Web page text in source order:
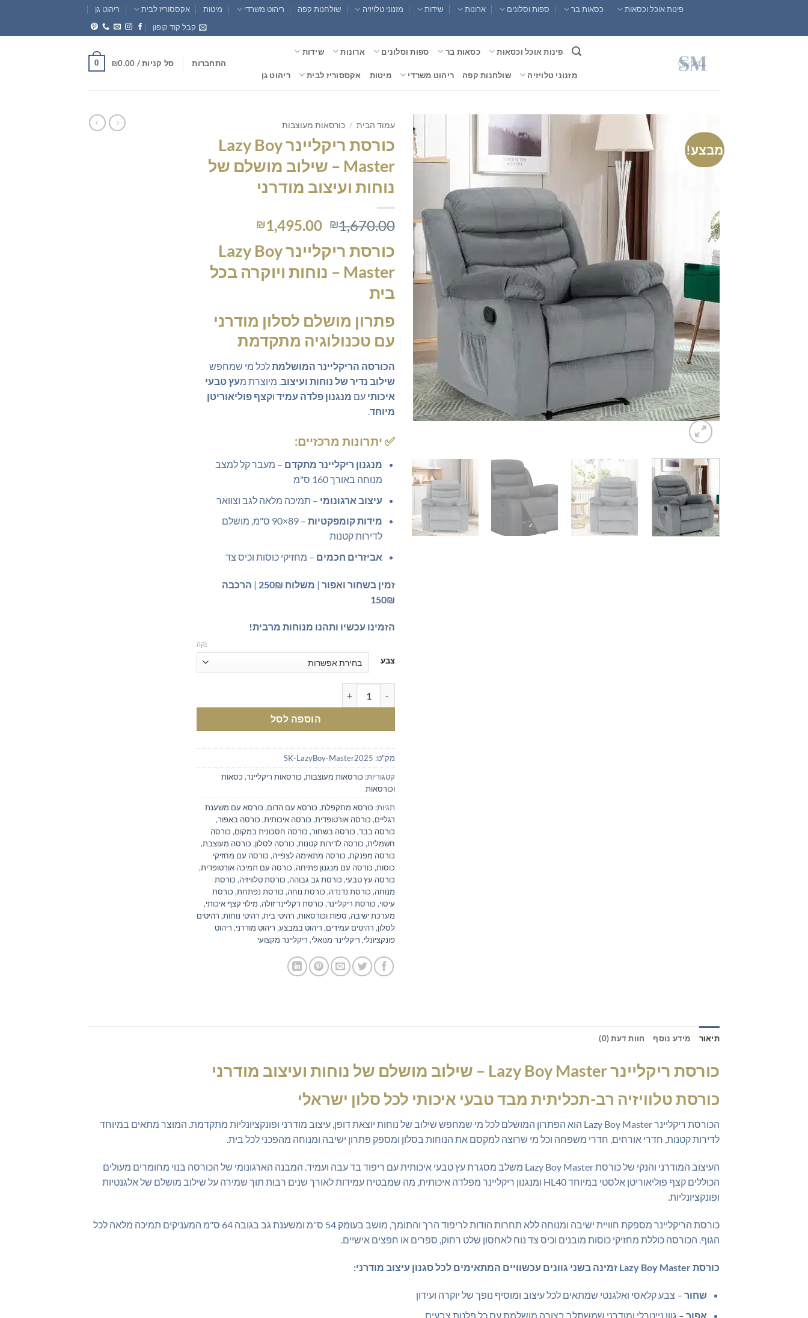
content
פינות אוכל וכסאות כסאות בר ספות וסלונים ארונות שידות מזנוני טלויזיה שולחנות קפה ריהוט משרדי מיטות אקססוריז לבית
ריהוט גן
קבל קוד קופון
פינות אוכל וכסאות כסאות בר ספות וסלונים ארונות שידות
מזנוני טלויזיה שולחנות קפה ריהוט משרדי מיטות אקססוריז לבית ריהוט גן
התחברות סל קניות / ₪0.00
0
מבצע!
עמוד הבית / כורסאות מעוצבות
כורסת ריקליינר Lazy Boy
Master – שילוב מושלם של
נוחות ועיצוב מודרני
₪1,670.00
המחיר
היה:
₪1,670.00.
₪1,495.00
הוא:
₪1,495.00.
כורסת ריקליינר Lazy Boy
Master – נוחות ויוקרה בכל
בית
פתרון מושלם לסלון מודרני
עם טכנולוגיה מתקדמת
הכורסה הריקליינר המושלמתלכל מי שמחפש
שילוב נדיר של נוחות ועיצוב. מיוצרת מעץ טבעי
איכותי עם מנגנון פלדה עמיד וקצף פוליאוריטן
מיוחד.
✅ יתרונות מרכזיים:
מנגנון ריקליינר מתקדם – מעבר קל למצב
מנוחה באורך 160 ס"מ
עיצוב ארגונומי – תמיכה מלאה לגב וצוואר
מידות קומפקטיות
– 89×90 ס"מ, מושלם
לדירות קטנות
אביזרים חכמים – מחזיקי כוסות וכיס צד
זמין בשחור ואפור | משלוח 250₪ | הרכבה
150₪
הזמינו עכשיו ותהנו מנוחות מרבית!
צבע
נקה
הוספה לסל
מק"ט: SK-LazyBoy-Master2025
קטגוריות: כורסאות מעוצבות, כורסאות ריקליינר, כסאות
וכורסאות
תגיות: כורסא מתקפלת, כורסא עם הדום, כורסא עם משענת
רגליים, כורסה אורטופדית, כורסה איכותית, כורסה באפור,
כורסה בבד, כורסה בשחור, כורסה חסכונית במקום, כורסה
חשמלית, כורסה לדירות קטנות, כורסה לסלון, כורסה מעוצבת,
כורסה מפנקת, כורסה מתאימה לצפייה, כורסה עם מחזיקי
כוסות, כורסה עם מנגנון פתיחה, כורסה עם תמיכה אורטופדית,
כורסה עץ טבעי, כורסת גב גבוהה, כורסת טלוויזיה, כורסת
מנוחה, כורסת נדנדה, כורסת נוחה, כורסת נפתחת, כורסת
עיסוי, כורסת ריקליינר, כורסת רקליינר זולה, מילוי קצף איכותי,
מערכת ישיבה, ספות וכורסאות, רהיטי בית, רהיטי נוחות, רהיטים
לסלון, רהיטים עמידים, ריהוט במבצע, ריהוט מודרני, ריהוט
פונקציונלי, ריקליינר מנואלי, ריקליינר מקצועי
תיאור מידע נוסף חוות דעת (0)
כורסת ריקליינר Lazy Boy Master – שילוב מושלם של נוחות ועיצוב מודרני
כורסת טלוויזיה רב-תכליתית מבד טבעי איכותי לכל סלון ישראלי
הכורסת ריקליינר Lazy Boy Master הוא הפתרון המושלם לכל מי שמחפש שילוב של נוחות יוצאת דופן, עיצוב מודרני ופונקציונליות מתקדמת. המוצר מתאים במיוחד
לדירות קטנות, חדרי אורחים, חדרי משפחה וכל מי שרוצה למקסם את הנוחות בסלון ומספק פתרון ישיבה ומנוחה מהפכני לכל בית.
העיצוב המודרני והנקי של כורסת Lazy Boy Master משלב מסגרת עץ טבעי איכותית עם ריפוד בד עבה ועמיד. המבנה הארגונומי של הכורסה בנוי מחומרים מעולים
הכוללים קצף פוליאוריטן אלסטי במיוחד HL40 ומנגנון ריקליינר מפלדה איכותית, מה שמבטיח עמידות לאורך שנים רבות תוך שמירה על שילוב מושלם של אלגנטיות
ופונקציונליות.
כורסת הריקליינר מספקת חוויית ישיבה ומנוחה ללא תחרות הודות לריפוד הרך והתומך, מושב בעומק 54 ס"מ ומשענת גב בגובה 64 ס"מ המעניקים תמיכה מלאה לכל
הגוף. הכורסה כוללת מחזיקי כוסות מובנים וכיס צד נוח לאחסון שלט רחוק, ספרים או חפצים אישיים.
כורסת Lazy Boy Master זמינה בשני גוונים עכשוויים המתאימים לכל סגנון עיצוב מודרני:
שחור– צבע קלאסי ואלגנטי שמתאים לכל עיצוב ומוסיף נופך של יוקרה ועידון
אפור– גוון נייטרלי ומודרני שמשתלב בצורה מושלמת עם כל פלטת צבעים